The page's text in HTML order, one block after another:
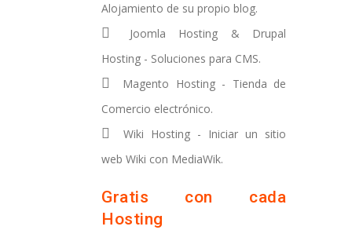
Alojamiento de su propio blog.
Joomla Hosting & Drupal
Hosting - Soluciones para CMS.
Magento Hosting - Tienda de
Comercio electrónico.
Wiki Hosting - Iniciar un sitio
web Wiki con MediaWik.
Gratis con cada
Hosting